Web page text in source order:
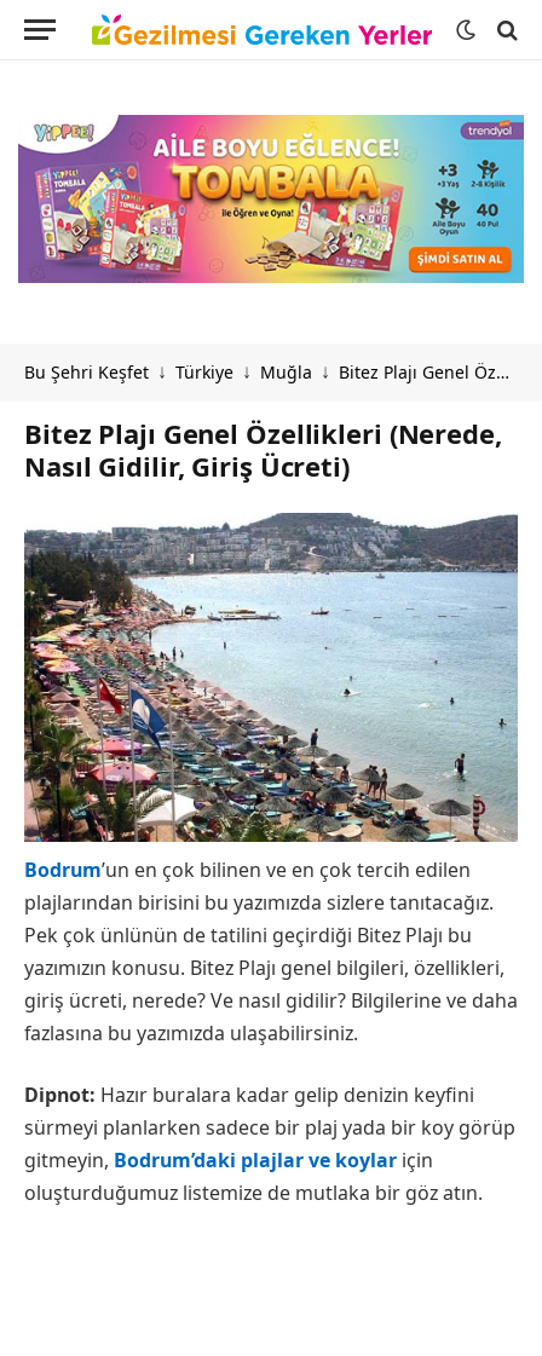
Bu Şehri Keşfet ↓ Türkiye ↓ Muğla ↓ Bitez Plajı Genel Özellikleri (Nerede, Nasıl Gidilir, Giriş Ücreti)
Bitez Plajı Genel Özellikleri (Nerede,
Nasıl Gidilir, Giriş Ücreti)
Bodrum’un en çok bilinen ve en çok tercih edilen
plajlarından birisini bu yazımızda sizlere tanıtacağız.
Pek çok ünlünün de tatilini geçirdiği Bitez Plajı bu
yazımızın konusu. Bitez Plajı genel bilgileri, özellikleri,
giriş ücreti, nerede? Ve nasıl gidilir? Bilgilerine ve daha
fazlasına bu yazımızda ulaşabilirsiniz.
Dipnot: Hazır buralara kadar gelip denizin keyfini
sürmeyi planlarken sadece bir plaj yada bir koy görüp
gitmeyin, Bodrum’daki plajlar ve koylar için
oluşturduğumuz listemize de mutlaka bir göz atın.